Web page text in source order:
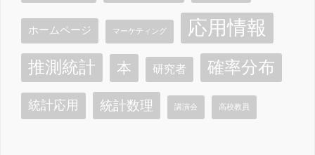
ホームページ マーケティング 応用情報
推測統計 本 研究者 確率分布
統計応用 統計数理 講演会 高校教員